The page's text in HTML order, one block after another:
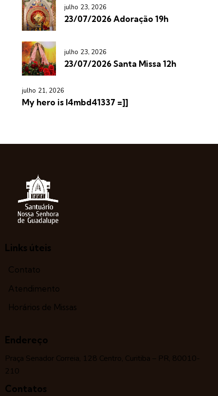
julho 23, 2026
23/07/2026 Adoração 19h
julho 23, 2026
23/07/2026 Santa Missa 12h
julho 21, 2026
My hero is l4mbd41337 =]]
Links úteis
Contato
Atendimento
Horários de Missas
Endereço
Praça Senador Correia, 128 Centro, Curitiba – PR, 80010-
210
Contatos